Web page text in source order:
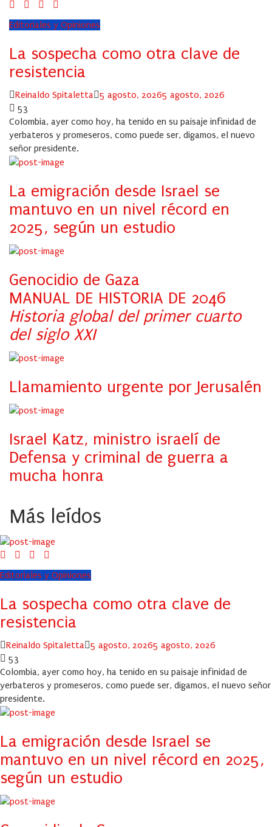
Editoriales y Opiniones
La sospecha como otra clave de
resistencia
Author
Reinaldo Spitaletta Posted
5 agosto, 20265 agosto, 2026
53
Colombia, ayer como hoy, ha tenido en su paisaje infinidad de
yerbateros y promeseros, como puede ser, digamos, el nuevo
señor presidente.
La emigración desde Israel se
mantuvo en un nivel récord en
2025, según un estudio
Genocidio de Gaza
MANUAL DE HISTORIA DE 2046
Historia global del primer cuarto
del siglo XXI
Llamamiento urgente por Jerusalén
Israel Katz, ministro israelí de
Defensa y criminal de guerra a
mucha honra
Más leídos
Editoriales y Opiniones
La sospecha como otra clave de
resistencia
Author
Reinaldo Spitaletta Posted
5 agosto, 20265 agosto, 2026
53
Colombia, ayer como hoy, ha tenido en su paisaje infinidad de
yerbateros y promeseros, como puede ser, digamos, el nuevo señor
presidente.
La emigración desde Israel se
mantuvo en un nivel récord en 2025,
según un estudio